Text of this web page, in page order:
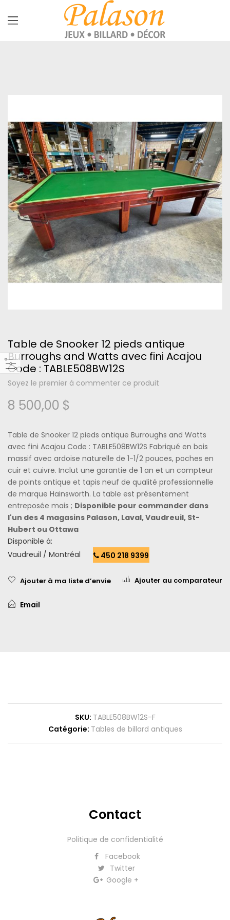
Please type the letters and numbers below
Mot de passe oublié ?
Table de Snooker 12 pieds antique
Burroughs and Watts avec fini Acajou
Code : TABLE508BW12S
Soyez le premier à commenter ce produit
8 500,00 $
Table de Snooker 12 pieds antique Burroughs and Watts
avec fini Acajou Code : TABLE508BW12S Fabriqué en bois
massif avec ardoise naturelle de 1-1/2 pouces, poches en
cuir et cuivre. Inclut une garantie de 1 an et un compteur
de points antique et tapis neuf de qualité professionnelle
de marque Hainsworth. La table est présentement
entreposée mais ; Disponible pour commander dans
l'un des 4 magasins Palason, Laval, Vaudreuil, St-
Hubert ou Ottawa
Disponible à:
Vaudreuil / Montréal
450 218 9399
Ajouter à ma liste d’envie Ajouter au comparateur
Email
SKU TABLE508BW12S-F
Catégorie Tables de billard antiques
Contact
Politique de confidentialité
Facebook
Twitter
Google +